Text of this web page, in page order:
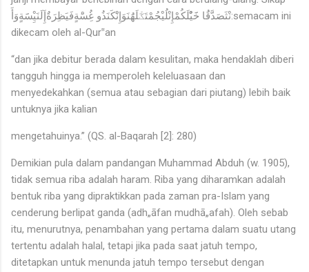
نْثَصَدَّقَُا خََيٌْلَكُمْإِنْلُيْجُمْتَػْلَهَُنَوَإِنَْكَنَذُو غُِسَْةٍفَيَظِرَةٌإَِلَنَيِْسََةٍوَأَ:semacam ini
dikecam oleh al-Qur‟an
“dan jika debitur berada dalam kesulitan, maka hendaklah diberi
tangguh hingga ia memperoleh keleluasaan dan
menyedekahkan (semua atau sebagian dari piutang) lebih baik
untuknya jika kalian
mengetahuinya.” (QS. al-Baqarah [2]: 280)
Demikian pula dalam pandangan Muhammad Abduh (w. 1905),
tidak semua riba adalah haram. Riba yang diharamkan adalah
bentuk riba yang dipraktikkan pada zaman pra-Islam yang
cenderung berlipat ganda (adh„āfan mudhā„afah). Oleh sebab
itu, menurutnya, penambahan yang pertama dalam suatu utang
tertentu adalah halal, tetapi jika pada saat jatuh tempo,
ditetapkan untuk menunda jatuh tempo tersebut dengan